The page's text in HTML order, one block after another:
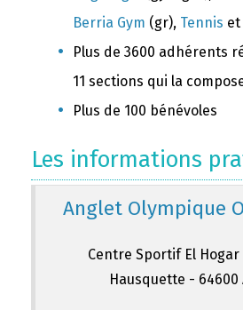
Berria Gym (gr), Tennis et
Plus de 3600 adhérents
11 sections qui la
Plus de 100 bénévoles
Les informations
Anglet Olympique
Centre Sportif El
Hausquette - 64600